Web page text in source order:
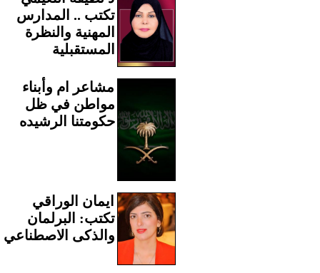
تكتب .. المدارس
المهنية والنظرة
المستقبلية
مشاعر ام وأبناء
مواطن في ظل
حكومتنا الرشيده
ايمان الوراقي
تكتب: البرلمان
والذكى الاصطناعي